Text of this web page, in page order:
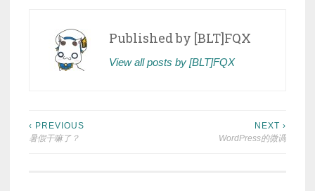
Published by [BLT]FQX
View all posts by [BLT]FQX
Post
‹ PREVIOUS
暑假干嘛了？
NEXT ›
WordPress的微调